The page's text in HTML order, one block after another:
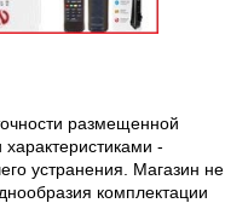
размещенной
-
устранения. Магазин не
комплектации